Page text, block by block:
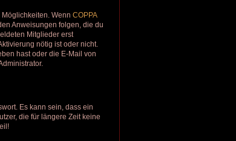
Wenn COPPA
Anweisungen folgen, die du
Mitglieder erst
nötig ist oder nicht.
hast oder die E-Mail von
Es kann sein, dass ein
die für längere Zeit keine